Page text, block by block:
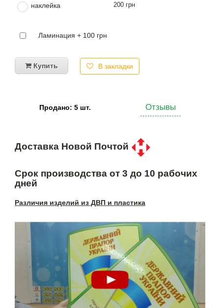
наклейка 200 грн
Ламинация + 100 грн
Купить В закладки
Продано: 5 шт. Отзывы
Доставка Новой Почтой
Срок производства от 3 до 10 рабочих
дней
Различия изделий из ДВП и пластика